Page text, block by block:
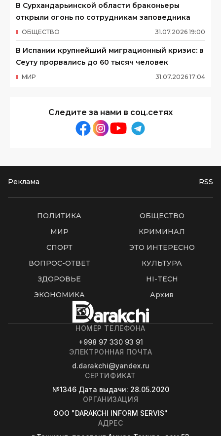
В Сурхандарьинской области браконьеры
открыли огонь по сотрудникам заповедника
31.07.2026 19:00
ОБЩЕСТВО
В Испании крупнейший миграционный кризис: в
Сеуту прорвались до 60 тысяч человек
31.07.2026 17:04
МИР
Следите за нами в соц.сетях
Реклама RSS
ПОЛИТИКА
ОБЩЕСТВО
МИР
КРИМИНАЛ
СПОРТ
ЭТО ИНТЕРЕСНО
ВОПРОС-ОТВЕТ
КУЛЬТУРА
ЗДОРОВЬЕ
HI-TECH
ЭКОНОМИКА
Архив
НОМЕР ТЕЛЕФОНА
+998 97 330 93 91
ЭЛЕКТРОННАЯ ПОЧТА
d.darakchi@yandex.ru
СЕРТИФИКАТ
№1346 Дата выдачи: 28.05.2020
ОРГАНИЗАЦИЯ
OOO "DARAKCHI INFORM SERVIS"
АДРЕС